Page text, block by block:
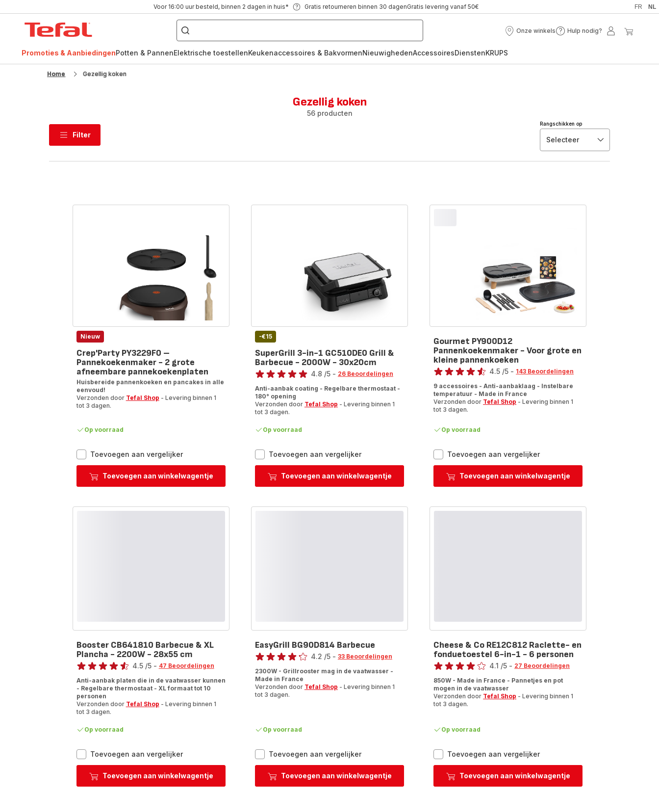
Voor 16:00 uur besteld, binnen 2 dagen in huis* Gratis retourneren binnen 30 dagenGratis levering vanaf 50€ FR NL
Waar
bent
naar
Onze winkels
Onze
Hulp nodig?
Hulp
Mijn
Promoties & AanbiedingenPotten & PannenElektrische toestellenKeukenaccessoires & BakvormenNieuwighedenAccessoiresDienstenKRUPS
Home Gezellig koken
Gezellig koken
56 producten
Rangschikken op
Selecteer
Filter
Toevoegen aan vergelijkerCrep'Party
PY3229F0
–
grote
Toevoegen aan winkelwagentje
Nieuw
Crep'Party PY3229F0 –
Pannekoekenmaker - 2 grote
afneembare pannekoekenplaten
Huisbereide pannenkoeken en pancakes in alle
eenvoud!
Verzonden door Tefal Shop - Levering binnen 1
tot 3 dagen.
Op voorraad
Toevoegen aan vergelijkerSuperGrill
3-
in-
&
Toevoegen aan winkelwagentje
-€15
SuperGrill 3-in-1 GC510DE0 Grill &
Barbecue - 2000W - 30x20cm
Beoordeling
4.8 /5 - 26 Beoordelingen
Anti-aanbak coating - Regelbare thermostaat -
180° opening
Verzonden door Tefal Shop - Levering binnen 1
tot 3 dagen.
Op voorraad
Toevoegen aan vergelijkerGourmet
PY900D12
Pannenkoekenmaker
en
Toevoegen aan winkelwagentje
Gourmet PY900D12
Pannenkoekenmaker - Voor grote en
kleine pannenkoeken
Beoordeling
4.5 /5 - 143 Beoordelingen
9 accessoires - Anti-aanbaklaag - Instelbare
temperatuur - Made in France
Verzonden door Tefal Shop - Levering binnen 1
tot 3 dagen.
Op voorraad
Toevoegen aan vergelijkerBooster
CB641810
Barbecue
Toevoegen aan winkelwagentje
Booster CB641810 Barbecue & XL
Plancha - 2200W - 28x55 cm
Beoordeling
4.5 /5 - 47 Beoordelingen
Anti-aanbak platen die in de vaatwasser kunnen
- Regelbare thermostaat - XL formaat tot 10
personen
Verzonden door Tefal Shop - Levering binnen 1
tot 3 dagen.
Op voorraad
Toevoegen aan vergelijkerEasyGrill
BG90D814
Barbecue
Toevoegen aan winkelwagentje
EasyGrill BG90D814 Barbecue
Beoordeling
4.2 /5 - 33 Beoordelingen
2300W - Grillrooster mag in de vaatwasser -
Made in France
Verzonden door Tefal Shop - Levering binnen 1
tot 3 dagen.
Op voorraad
Toevoegen aan vergelijkerCheese
&
Co
Toevoegen aan winkelwagentje
Cheese & Co RE12C812 Raclette- en
fonduetoestel 6-in-1 - 6 personen
Beoordeling
4.1 /5 - 27 Beoordelingen
850W - Made in France - Pannetjes en pot
mogen in de vaatwasser
Verzonden door Tefal Shop - Levering binnen 1
tot 3 dagen.
Op voorraad